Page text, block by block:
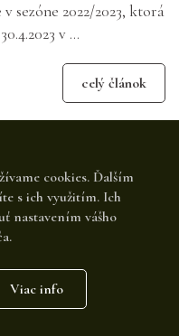
cookies. Ďalším
s ich využitím. Ich
nastavením vášho
Viac info
sezóne 2022/2023, ktorá
v ...
celý článok